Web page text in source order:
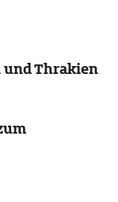
und Thrakien